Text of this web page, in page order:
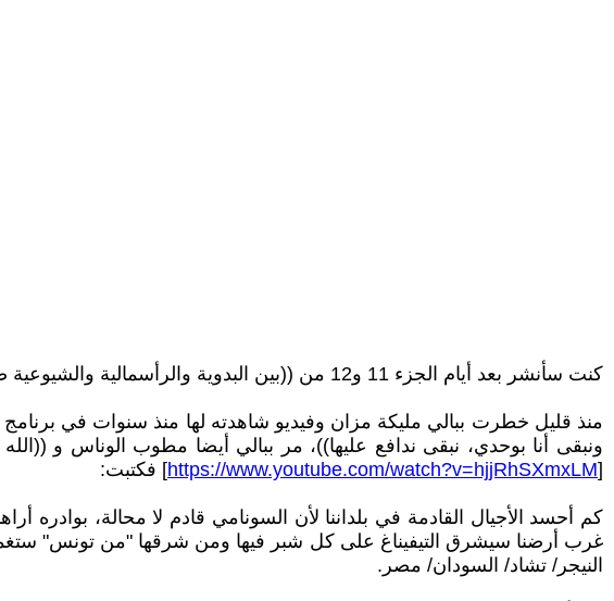
كنت سأنشر بعد أيام الجزء 11 و12 من ((بين البدوية والرأسمالية والشيوعية ضاعت شعوبنا))، قد أخذ مني ما كتبت حتى الآن وقتا لم أكن أتصور أن أسمح يوما بأن أخصصه للكتابة.
منذ قليل خطرت ببالي مليكة مزان وفيديو شاهدته لها منذ سنوات في برنامج
ونبقى أنا بوحدي، نبقى ندافع عليها))، مر ببالي أيضا مطوب الوناس و
[
https://www.youtube.com/watch?v=hjjRhSXmxLM] فكتبت:
كم أحسد الأجيال القادمة في بلداننا لأن السونامي قادم لا محالة، بوادره
غرب أرضنا سيشرق التيفيناغ على كل شبر فيها ومن شرقها "من تونس" ستغمر
النيجر/ تشاد/ السودان/ مصر.